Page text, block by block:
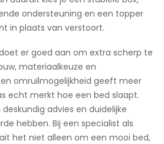
ondersteuning en een topper
in plaats van verstoort.
er goed aan om extra scherp te
materiaalkeuze en
omruilmogelijkheid geeft meer
echt merkt hoe een bed slaapt.
advies en duidelijke
hebben. Bij een specialist als
het niet alleen om een mooi bed,